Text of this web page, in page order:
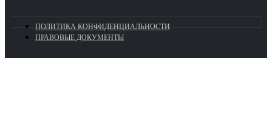
ПОЛИТИКА КОНФИДЕНЦИАЛЬНОСТИ
ПРАВОВЫЕ ДОКУМЕНТЫ